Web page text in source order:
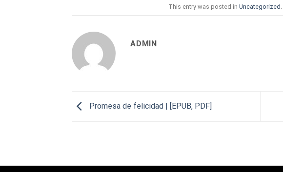
This entry was posted in Uncategorized
ADMIN
Promesa de felicidad | [EPUB, PDF]